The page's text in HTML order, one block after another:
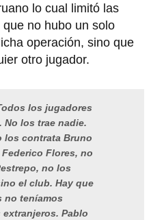
lo cual limitó las
no hubo un solo
operación, sino que
otro jugador.
los jugadores
No los trae nadie.
los contrata Bruno
Flores, no
no los
el club. Hay que
no teníamos
Pablo